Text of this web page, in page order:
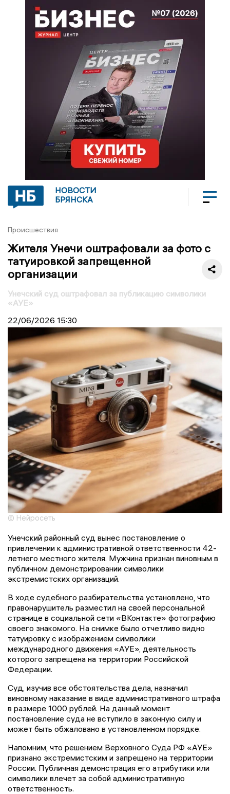
НОВОСТИ
БРЯНСКА
Происшествия
Жителя Унечи оштрафовали за фото с
татуировкой запрещенной
организации
Унечский суд оштрафовал за публикацию символики
«АУЕ»
22/06/2026 15:30
© Нейросеть
Унечский районный суд вынес постановление о
привлечении к административной ответственности 42-
летнего местного жителя. Мужчина признан виновным в
публичном демонстрировании символики
экстремистских организаций.
В ходе судебного разбирательства установлено, что
правонарушитель разместил на своей персональной
странице в социальной сети «ВКонтакте» фотографию
своего знакомого. На снимке было отчетливо видно
татуировку с изображением символики
международного движения «АУЕ», деятельность
которого запрещена на территории Российской
Федерации.
Суд, изучив все обстоятельства дела, назначил
виновному наказание в виде административного штрафа
в размере 1000 рублей. На данный момент
постановление суда не вступило в законную силу и
может быть обжаловано в установленном порядке.
Напомним, что решением Верховного Суда РФ «АУЕ»
признано экстремистским и запрещено на территории
России. Публичная демонстрация его атрибутики или
символики влечет за собой административную
ответственность.